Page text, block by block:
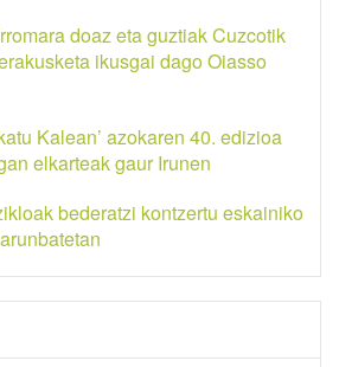
doaz eta guztiak Cuzcotik
ikusgai dago Oiasso
Kalean’ azokaren 40. edizioa
elkarteak gaur Irunen
bederatzi kontzertu eskainiko